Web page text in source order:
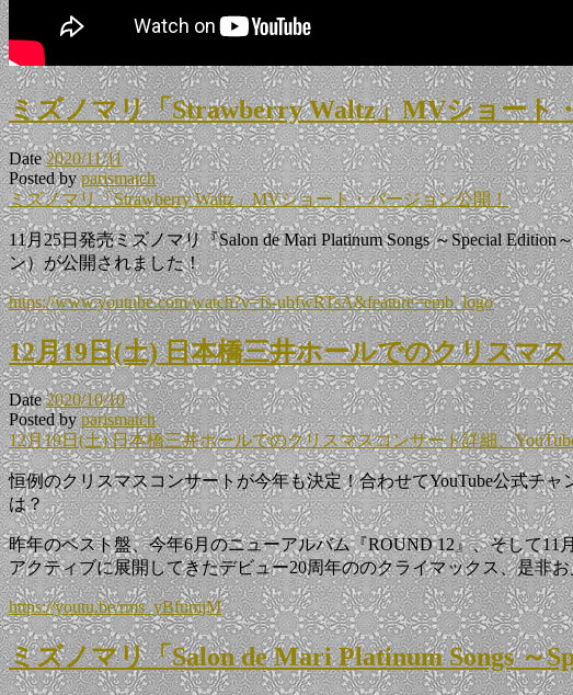
ミズノマリ「Strawberry Waltz」MVショート
Date2020/11/11
Posted byparismatch
ミズノマリ「Strawberry Waltz」MVショート・バージョン公開！
11月25日発売ミズノマリ『Salon de Mari Platinum Songs ～Special
ン）が公開されました！
https://www.youtube.com/watch?v=fs-ubfwRTsA&feature=emb_logo
12月19日(土) 日本橋三井ホールでのクリスマ
Date2020/10/10
Posted byparismatch
12月19日(土) 日本橋三井ホールでのクリスマスコンサート詳細、
恒例のクリスマスコンサートが今年も決定！合わせてYouTube公式チ
は？
昨年のベスト盤、今年6月のニューアルバム『ROUND 12』、そして11
アクティブに展開してきたデビュー20周年ののクライマックス、是非
https://youtu.be/rms_yBfumjM
ミズノマリ「Salon de Mari Platinum Songs ～